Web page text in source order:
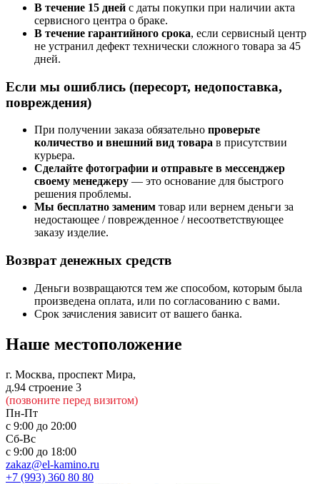
В течение 15 дней с даты покупки при наличии акта
сервисного центра о браке.
В течение гарантийного срока, если сервисный центр
не устранил дефект технически сложного товара за 45
дней.
Если мы ошиблись (пересорт, недопоставка,
повреждения)
При получении заказа обязательно проверьте
количество и внешний вид товара в присутствии
курьера.
Сделайте фотографии и отправьте в мессенджер
своему менеджеру — это основание для быстрого
решения проблемы.
Мы бесплатно заменим товар или вернем деньги за
недостающее / поврежденное / несоответствующее
заказу изделие.
Возврат денежных средств
Деньги возвращаются тем же способом, которым была
произведена оплата, или по согласованию с вами.
Срок зачисления зависит от вашего банка.
Наше местоположение
г. Москва, проспект Мира,
д.94 строение 3
(позвоните перед визитом)
Пн-Пт
с 9:00 до 20:00
Сб-Вс
с 9:00 до 18:00
zakaz@el-kamino.ru
+7 (993) 360 80 80